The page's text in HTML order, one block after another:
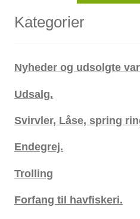
Kategorier
Nyheder og udsolgte
Udsalg.
Svirvler, Låse, spring
Endegrej.
Trolling
Forfang til havfiskeri.